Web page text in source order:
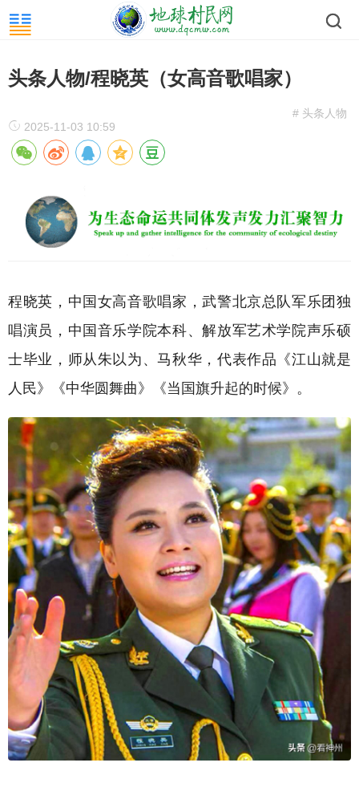
头条人物/程晓英（女高音歌唱家）
# 头条人物
2025-11-03 10:59
程晓英，中国女高音歌唱家，武警北京总队军乐团独
唱演员，中国音乐学院本科、解放军艺术学院声乐硕
士毕业，师从朱以为、马秋华，代表作品《江山就是
人民》《中华圆舞曲》《当国旗升起的时候》。